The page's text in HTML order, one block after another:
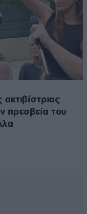
πρεσβεία του